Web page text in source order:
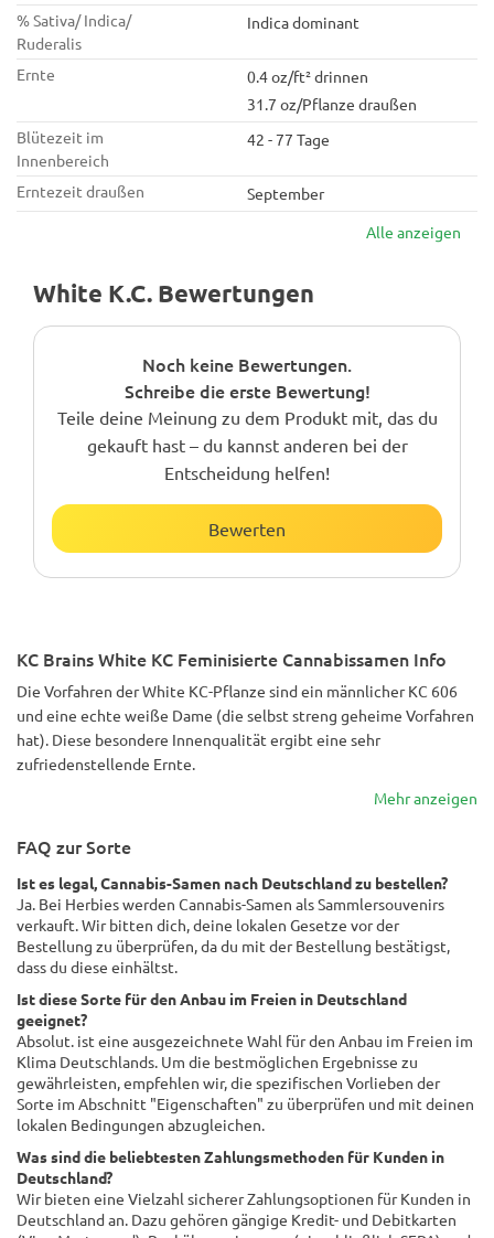
% Sativa/ Indica/
Ruderalis
Indica dominant
Ernte
0.4 oz/ft² drinnen
31.7 oz/Pflanze draußen
Blütezeit im
Innenbereich
42 - 77 Tage
Erntezeit draußen
September
Alle anzeigen
White K.C. Bewertungen
Noch keine Bewertungen.
Schreibe die erste Bewertung!
Teile deine Meinung zu dem Produkt mit, das du
gekauft hast – du kannst anderen bei der
Entscheidung helfen!
Bewerten
KC Brains White KC Feminisierte Cannabissamen Info
Die Vorfahren der White KC-Pflanze sind ein männlicher KC 606
und eine echte weiße Dame (die selbst streng geheime Vorfahren
hat). Diese besondere Innenqualität ergibt eine sehr
zufriedenstellende Ernte.
Mehr anzeigen
FAQ zur Sorte
Ist es legal, Cannabis-Samen nach Deutschland zu bestellen?
Ja. Bei Herbies werden Cannabis-Samen als Sammlersouvenirs
verkauft. Wir bitten dich, deine lokalen Gesetze vor der
Bestellung zu überprüfen, da du mit der Bestellung bestätigst,
dass du diese einhältst.
Ist diese Sorte für den Anbau im Freien in Deutschland
geeignet?
Absolut. ist eine ausgezeichnete Wahl für den Anbau im Freien im
Klima Deutschlands. Um die bestmöglichen Ergebnisse zu
gewährleisten, empfehlen wir, die spezifischen Vorlieben der
Sorte im Abschnitt "Eigenschaften" zu überprüfen und mit deinen
lokalen Bedingungen abzugleichen.
Was sind die beliebtesten Zahlungsmethoden für Kunden in
Deutschland?
Wir bieten eine Vielzahl sicherer Zahlungsoptionen für Kunden in
Deutschland an. Dazu gehören gängige Kredit- und Debitkarten